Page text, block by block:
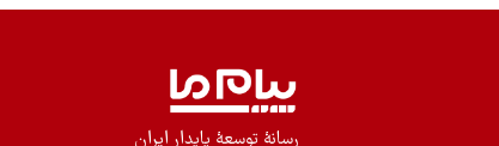
رسانۀ توسعۀ پایدار ایران